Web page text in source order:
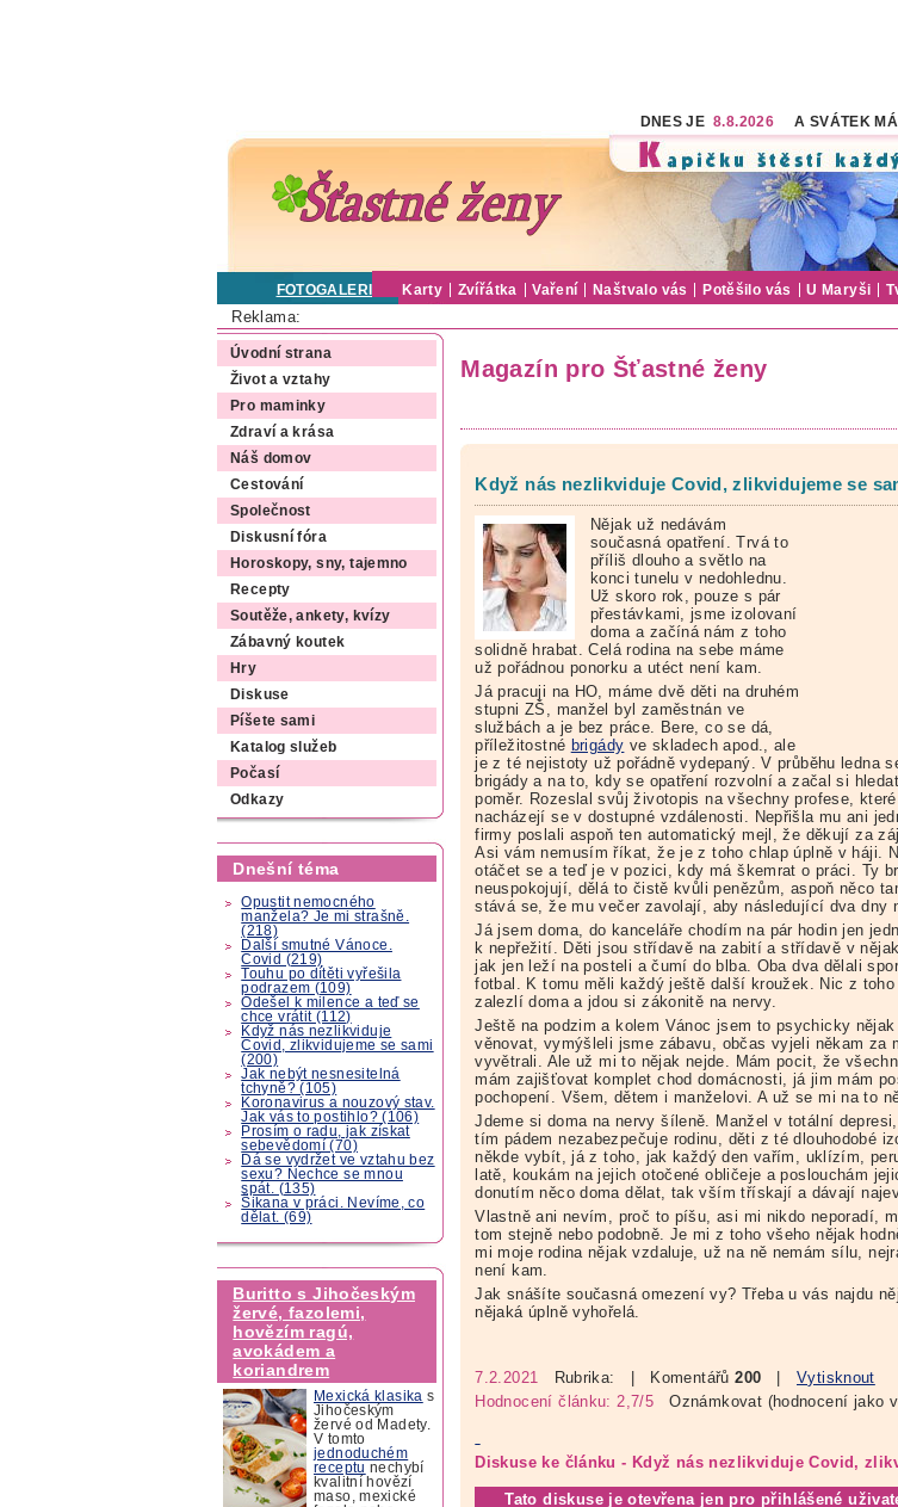
DNES JE 8.8.2026 A SVÁTEK MÁ
FOTOGALERIE Karty Zvířátka Vaření Naštvalo vás Potěšilo vás U Maryši
Reklama:
Úvodní strana
Život a vztahy
Pro maminky
Zdraví a krása
Náš domov
Cestování
Společnost
Diskusní fóra
Horoskopy, sny, tajemno
Recepty
Soutěže, ankety, kvízy
Zábavný koutek
Hry
Diskuse
Píšete sami
Katalog služeb
Počasí
Odkazy
Dnešní téma
Opustit nemocného
manžela? Je mi strašně.
(218)
Další smutné Vánoce.
Covid (219)
Touhu po dítěti vyřešila
podrazem (109)
Odešel k milence a teď se
chce vrátit (112)
Když nás nezlikviduje
Covid, zlikvidujeme se sami
(200)
Jak nebýt nesnesitelná
tchyně? (105)
Koronavirus a nouzový stav.
Jak vás to postihlo? (106)
Prosím o radu, jak získat
sebevědomí (70)
Dá se vydržet ve vztahu bez
sexu? Nechce se mnou
spát. (135)
Šikana v práci. Nevíme, co
dělat. (69)
Buritto s Jihočeským
žervé, fazolemi,
hovězím ragú,
avokádem a
koriandrem
Mexická klasika s
Jihočeským
žervé od Madety.
V tomto
jednoduchém
receptu nechybí
kvalitní hovězí
maso, mexické
Magazín pro Šťastné ženy
Když nás nezlikviduje Covid, zlikvidujeme se
Nějak už nedávám
současná opatření. Trvá to
příliš dlouho a světlo na
konci tunelu v nedohlednu.
Už skoro rok, pouze s pár
přestávkami, jsme izolovaní
doma a začíná nám z toho
solidně hrabat. Celá rodina na sebe máme
už pořádnou ponorku a utéct není kam.
Já pracuji na HO, máme dvě děti na druhém
stupni ZŠ, manžel byl zaměstnán ve
službách a je bez práce. Bere, co se dá,
příležitostné brigády ve skladech apod., ale
je z té nejistoty už pořádně vydepaný. V průběhu ledna
brigády a na to, kdy se opatření rozvolní a začal si
poměr. Rozeslal svůj životopis na všechny profese,
nacházejí se v dostupné vzdálenosti. Nepřišla mu ani
firmy poslali aspoň ten automatický mejl, že děkují za
Asi vám nemusím říkat, že je z toho chlap úplně v háji.
otáčet se a teď je v pozici, kdy má škemrat o práci. Ty
neuspokojují, dělá to čistě kvůli penězům, aspoň něco
stává se, že mu večer zavolají, aby následující dva dny
Já jsem doma, do kanceláře chodím na pár hodin jen
k nepřežití. Děti jsou střídavě na zabití a střídavě v
jak jen leží na posteli a čumí do blba. Oba dva dělali
fotbal. K tomu měli každý ještě další kroužek. Nic z
zalezlí doma a jdou si zákonitě na nervy.
Ještě na podzim a kolem Vánoc jsem to psychicky
věnovat, vymýšleli jsme zábavu, občas vyjeli někam za
vyvětrali. Ale už mi to nějak nejde. Mám pocit, že
mám zajišťovat komplet chod domácnosti, já jim mám
pochopení. Všem, dětem i manželovi. A už se mi na to
Jdeme si doma na nervy šíleně. Manžel v totální
tím pádem nezabezpečuje rodinu, děti z té dlouhodobé
někde vybít, já z toho, jak každý den vařím, uklízím,
latě, koukám na jejich otočené obličeje a poslouchám
donutím něco doma dělat, tak vším třískají a dávají
Vlastně ani nevím, proč to píšu, asi mi nikdo neporadí,
tom stejně nebo podobně. Je mi z toho všeho nějak
mi moje rodina nějak vzdaluje, už na ně nemám sílu,
není kam.
Jak snášíte současná omezení vy? Třeba u vás najdu
nějaká úplně vyhořelá.
7.2.2021 Rubrika: | Komentářů200
Vytisknout
Hodnocení článku: 2,7/5 Oznámkovat (hodnocení jako
Diskuse ke článku - Když nás nezlikviduje Covid,
Tato diskuse je otevřena jen pro přihlášené